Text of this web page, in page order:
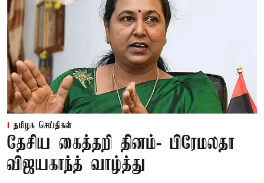
தமிழக செய்திகள்
தேசிய கைத்தறி தினம்- பிரேமலதா
விஜயகாந்த் வாழ்த்து